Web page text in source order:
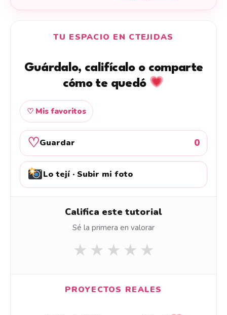
TU ESPACIO EN CTEJIDAS
Guárdalo, califícalo o comparte
cómo te quedó
♡ Mis favoritos
♡Guardar 0
Lo tejí · Subir mi foto
Califica este tutorial
Sé la primera en valorar
★ ★ ★ ★ ★
PROYECTOS REALES